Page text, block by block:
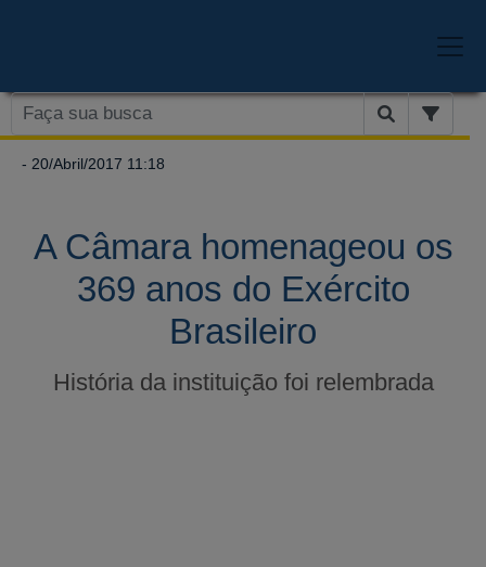
- 20/Abril/2017 11:18
A Câmara homenageou os
369 anos do Exército
Brasileiro
História da instituição foi relembrada